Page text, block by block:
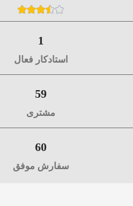
1
استادکار فعال
59
مشتری
60
سفارش موفق